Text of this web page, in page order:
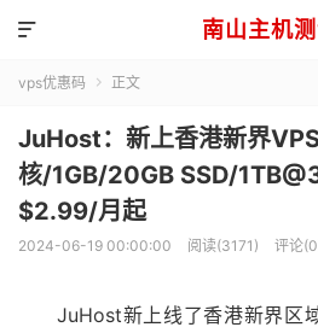
南山主机

vps优惠码  正文
JuHost：新上香港新界
核/1GB/20GB SSD/
$2.99/月起
2024-06-19 00:00:00 阅读(3171) 评论
JuHost新上线了香港新界区